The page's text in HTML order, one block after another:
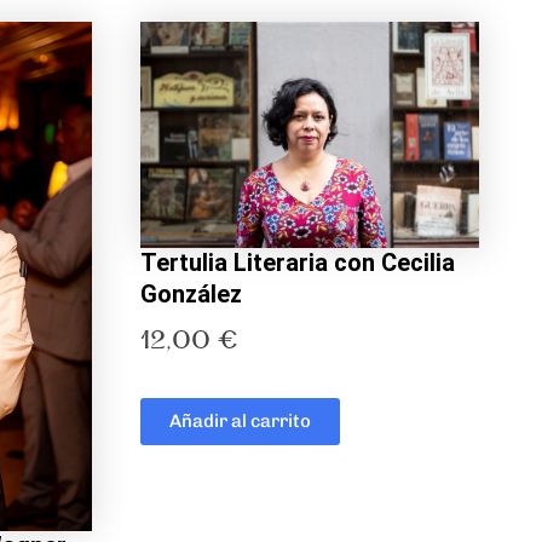
Tertulia Literaria con Cecilia
González
12,00 €
Añadir al carrito